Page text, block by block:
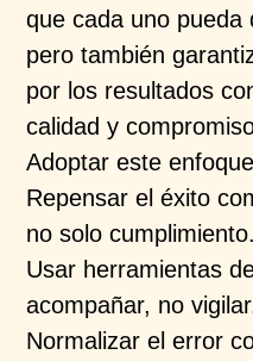
que cada uno
pero también
por los resultados
calidad y
Adoptar este
Repensar el éxito
no solo cumplimiento.
Usar herramientas
acompañar, no
Normalizar el error